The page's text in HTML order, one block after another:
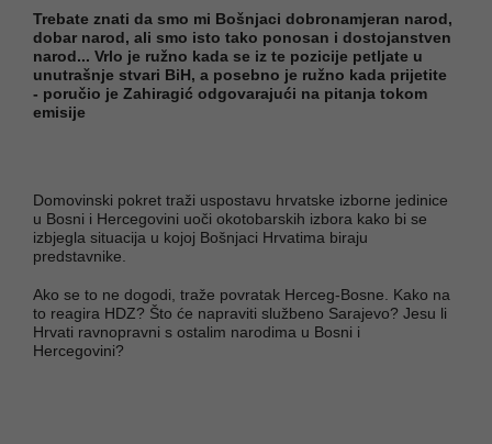
Trebate znati da smo mi Bošnjaci dobronamjeran narod,
dobar narod, ali smo isto tako ponosan i dostojanstven
narod... Vrlo je ružno kada se iz te pozicije petljate u
unutrašnje stvari BiH, a posebno je ružno kada prijetite
- poručio je Zahiragić odgovarajući na pitanja tokom
emisije
Domovinski pokret traži uspostavu hrvatske izborne jedinice
u Bosni i Hercegovini uoči okotobarskih izbora kako bi se
izbjegla situacija u kojoj Bošnjaci Hrvatima biraju
predstavnike.
Ako se to ne dogodi, traže povratak Herceg-Bosne. Kako na
to reagira HDZ? Što će napraviti službeno Sarajevo? Jesu li
Hrvati ravnopravni s ostalim narodima u Bosni i
Hercegovini?